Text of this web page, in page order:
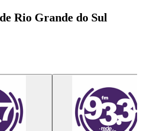
Rio Grande do Sul